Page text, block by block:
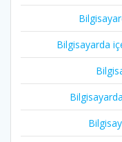
Bilgisayarda